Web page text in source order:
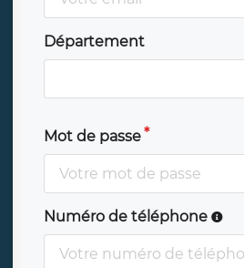
Département
Mot de passe
Numéro de téléphone